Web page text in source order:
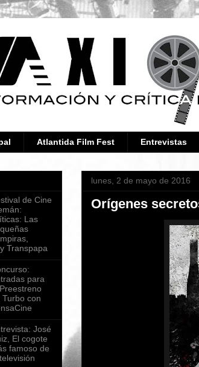
Atlantida Film Fest Entrevistas
lunes, 2 de mayo de 2016
Orígenes
de Cine
Las
Transpapa
para
Turbo con
José
El cogote
famoso de